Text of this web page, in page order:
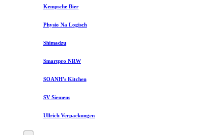
Kempsche Bier
Physio Na Logisch
Shimadzu
Smartpro NRW
SOANH's Kitchen
SV Siemens
Ullrich Verpackungen